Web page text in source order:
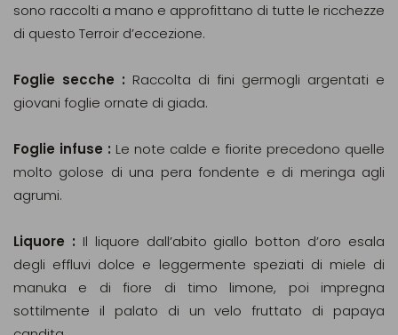
sono raccolti a mano e approfittano di tutte le ricchezze
di questo Terroir d’eccezione.
Foglie secche : Raccolta di fini germogli argentati e
giovani foglie ornate di giada.
Foglie infuse : Le note calde e fiorite precedono quelle
molto golose di una pera fondente e di meringa agli
agrumi.
Liquore : Il liquore dall’abito giallo botton d’oro esala
degli effluvi dolce e leggermente speziati di miele di
manuka e di fiore di timo limone, poi impregna
sottilmente il palato di un velo fruttato di papaya